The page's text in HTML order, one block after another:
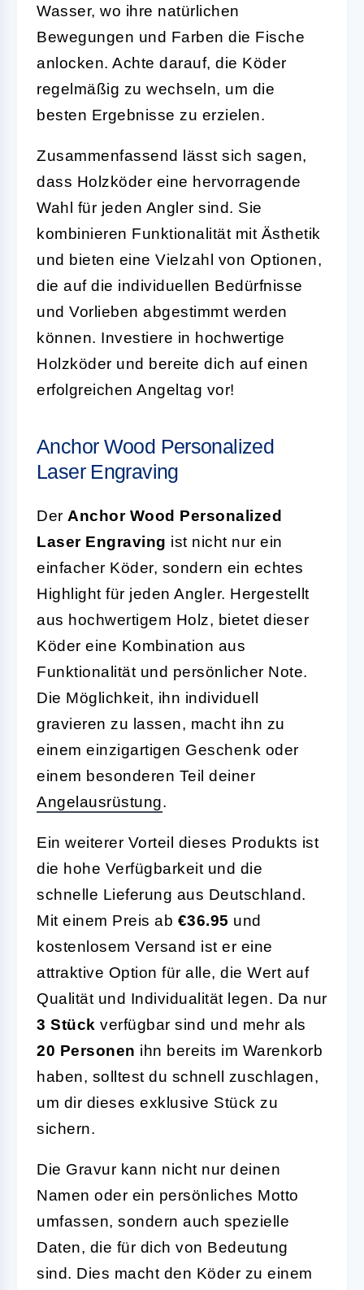
Wasser, wo ihre natürlichen
Bewegungen und Farben die Fische
anlocken. Achte darauf, die Köder
regelmäßig zu wechseln, um die
besten Ergebnisse zu erzielen.
Zusammenfassend lässt sich sagen,
dass Holzköder eine hervorragende
Wahl für jeden Angler sind. Sie
kombinieren Funktionalität mit Ästhetik
und bieten eine Vielzahl von Optionen,
die auf die individuellen Bedürfnisse
und Vorlieben abgestimmt werden
können. Investiere in hochwertige
Holzköder und bereite dich auf einen
erfolgreichen Angeltag vor!
Anchor Wood Personalized
Laser Engraving
Der Anchor Wood Personalized
Laser Engraving ist nicht nur ein
einfacher Köder, sondern ein echtes
Highlight für jeden Angler. Hergestellt
aus hochwertigem Holz, bietet dieser
Köder eine Kombination aus
Funktionalität und persönlicher Note.
Die Möglichkeit, ihn individuell
gravieren zu lassen, macht ihn zu
einem einzigartigen Geschenk oder
einem besonderen Teil deiner
Angelausrüstung.
Ein weiterer Vorteil dieses Produkts ist
die hohe Verfügbarkeit und die
schnelle Lieferung aus Deutschland.
Mit einem Preis ab €36.95 und
kostenlosem Versand ist er eine
attraktive Option für alle, die Wert auf
Qualität und Individualität legen. Da nur
3 Stück verfügbar sind und mehr als
20 Personen ihn bereits im Warenkorb
haben, solltest du schnell zuschlagen,
um dir dieses exklusive Stück zu
sichern.
Die Gravur kann nicht nur deinen
Namen oder ein persönliches Motto
umfassen, sondern auch spezielle
Daten, die für dich von Bedeutung
sind. Dies macht den Köder zu einem